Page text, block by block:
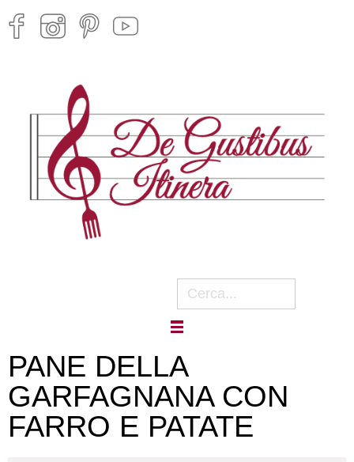
PANE DELLA
GARFAGNANA CON
FARRO E PATATE